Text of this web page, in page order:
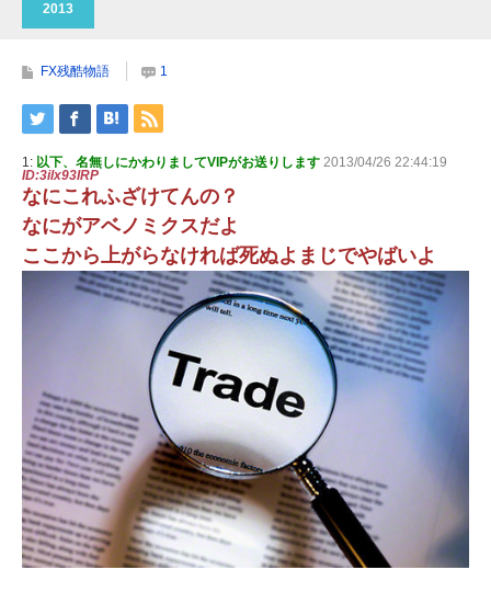
2013
FX残酷物語 1
1: 以下、名無しにかわりましてVIPがお送りします 2013/04/26 22:44:19
ID:3ilx93IRP
なにこれふざけてんの？
なにがアベノミクスだよ
ここから上がらなければ死ぬよまじでやばいよ